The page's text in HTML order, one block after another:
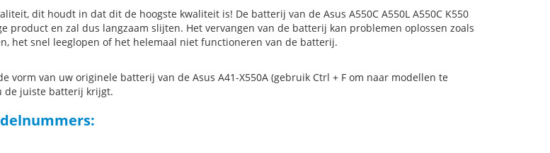
dit houdt in dat dit de hoogste kwaliteit is! De batterij van de Asus A550C A550L A550C K550
product en zal dus langzaam slijten. Het vervangen van de batterij kan problemen oplossen zoals
het snel leeglopen of het helemaal niet functioneren van de batterij.
vorm van uw originele batterij van de Asus A41-X550A (gebruik Ctrl + F om naar modellen te
de juiste batterij krijgt.